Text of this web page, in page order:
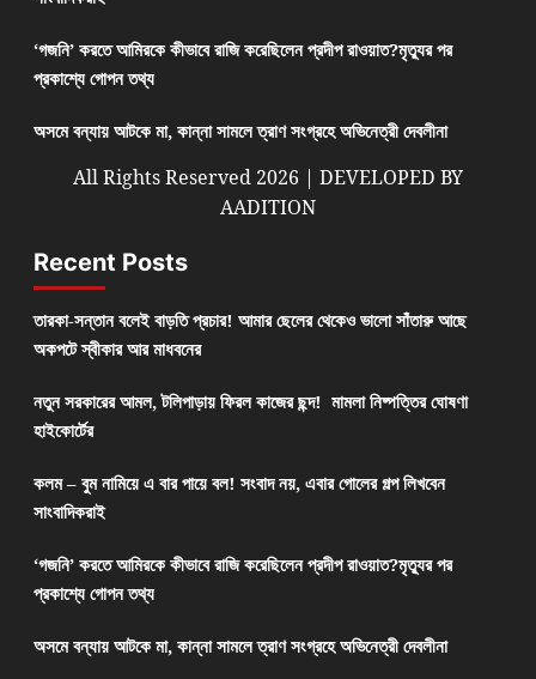
‘গজনি’ করতে আমিরকে কীভাবে রাজি করেছিলেন প্রদীপ রাওয়াত?মৃত্যুর পর
প্রকাশ্যে গোপন তথ্য
অসমে বন্যায় আটকে মা, কান্না সামলে ত্রাণ সংগ্রহে অভিনেত্রী দেবলীনা
All Rights Reserved 2026 | DEVELOPED BY
AADITION
Recent Posts
তারকা-সন্তান বলেই বাড়তি প্রচার! আমার ছেলের থেকেও ভালো সাঁতারু আছে
অকপটে স্বীকার আর মাধবনের
নতুন সরকারের আমল, টলিপাড়ায় ফিরল কাজের ছন্দ! মামলা নিষ্পত্তির ঘোষণা
হাইকোর্টের
কলম – বুম নামিয়ে এ বার পায়ে বল! সংবাদ নয়, এবার গোলের গল্প লিখবেন
সাংবাদিকরাই
‘গজনি’ করতে আমিরকে কীভাবে রাজি করেছিলেন প্রদীপ রাওয়াত?মৃত্যুর পর
প্রকাশ্যে গোপন তথ্য
অসমে বন্যায় আটকে মা, কান্না সামলে ত্রাণ সংগ্রহে অভিনেত্রী দেবলীনা